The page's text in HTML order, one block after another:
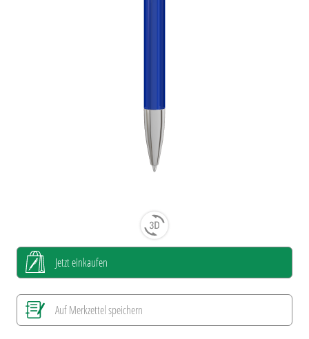
Jetzt einkaufen
Auf Merkzettel speichern